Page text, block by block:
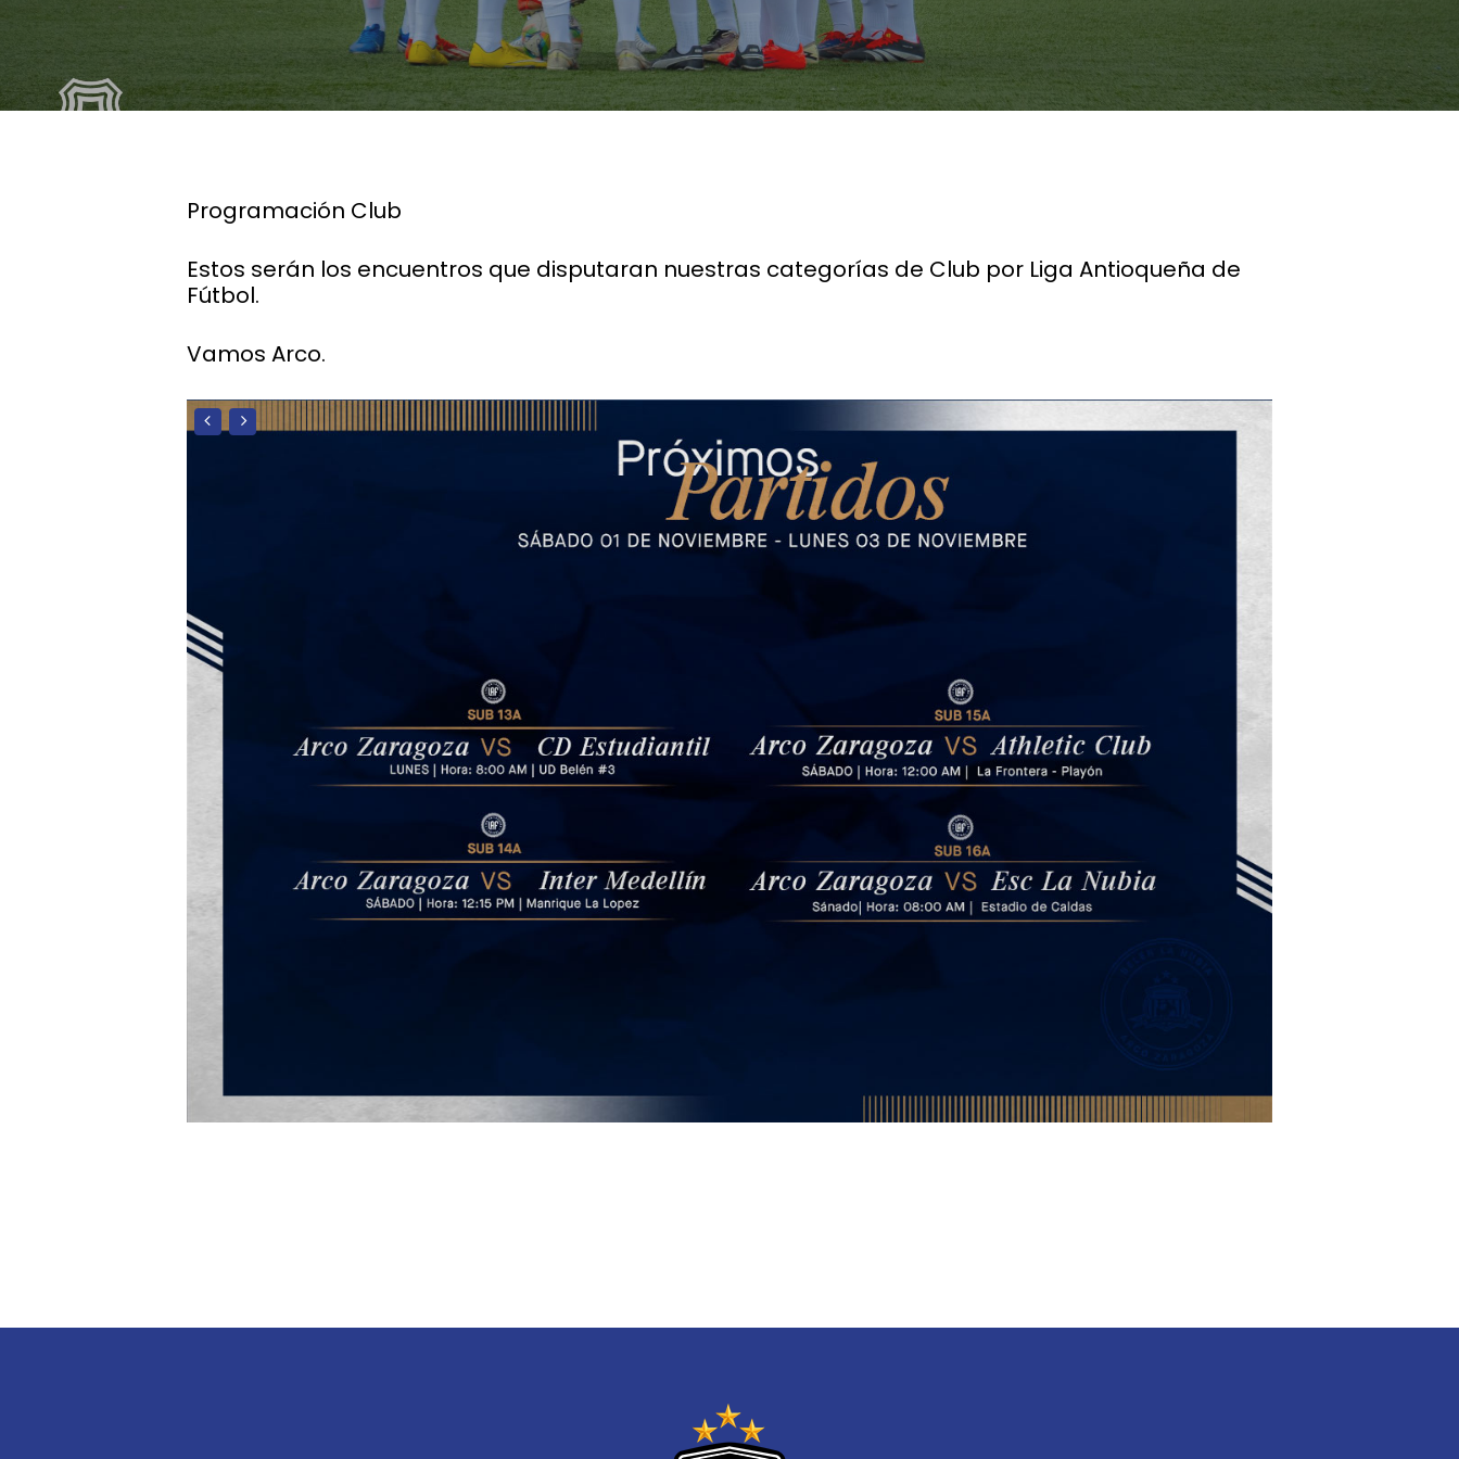
Programación Club
Estos serán los encuentros que disputaran nuestras categorías de Club por Liga Antioqueña de
Fútbol.
Vamos Arco.